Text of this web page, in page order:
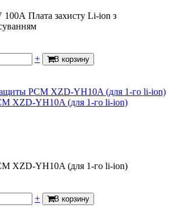
100А Плата захисту Li-ion з
+ В корзину
XZD-YH10A (для 1-го li-ion)
XZD-YH10A (для 1-го li-ion)
+ В корзину